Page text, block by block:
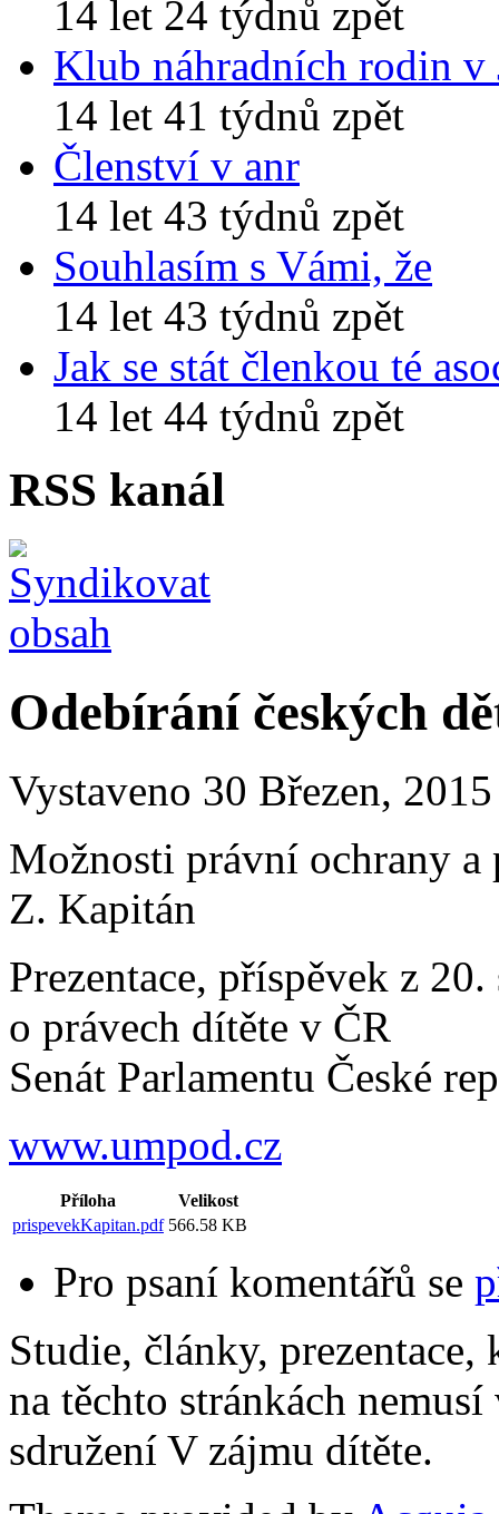
14 let 24 týdnů zpět
Klub náhradních rodin v
14 let 41 týdnů zpět
Členství v anr
14 let 43 týdnů zpět
Souhlasím s Vámi, že
14 let 43 týdnů zpět
Jak se stát členkou té
14 let 44 týdnů zpět
RSS kanál
Odebírání českých
Vystaveno 30 Březen,
Možnosti právní ochrany a
Z. Kapitán
Prezentace, příspěvek z
o právech dítěte v ČR
Senát Parlamentu České
www.umpod.cz
Příloha
Velikost
prispevekKapitan.pdf 566.58 KB
Pro psaní komentářů se
Studie, články,
na těchto stránkách
sdružení V zájmu dítěte.